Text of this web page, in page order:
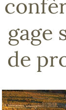
gage
de